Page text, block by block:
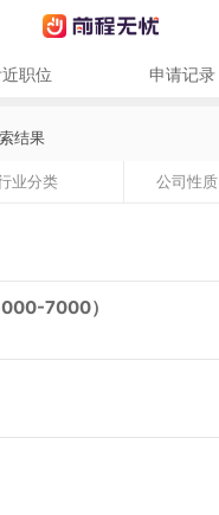
职位 申请记录
结果
业分类 公司性质
7000）